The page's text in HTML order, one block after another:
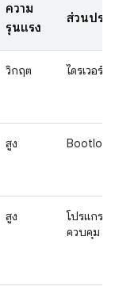
ความ
รุนแรง
ส่วนประ
วิกฤต ไดรเวอร์
สูง
สูง
โปรแกรม
ควบคุม